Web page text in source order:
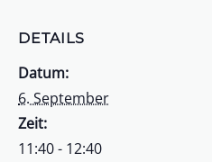
DETAILS
Datum:
6. September
Zeit:
11:40 - 12:40